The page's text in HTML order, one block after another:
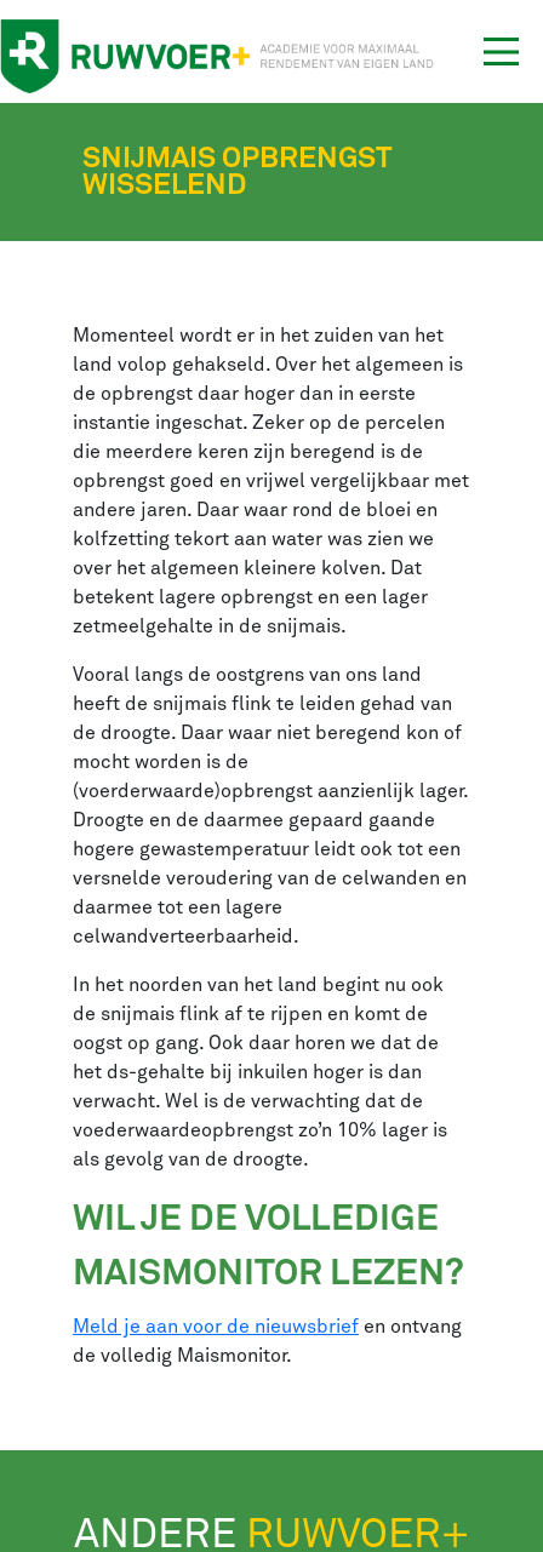
SNIJMAIS OPBRENGST
WISSELEND
Momenteel wordt er in het zuiden van het
land volop gehakseld. Over het algemeen is
de opbrengst daar hoger dan in eerste
instantie ingeschat. Zeker op de percelen
die meerdere keren zijn beregend is de
opbrengst goed en vrijwel vergelijkbaar met
andere jaren. Daar waar rond de bloei en
kolfzetting tekort aan water was zien we
over het algemeen kleinere kolven. Dat
betekent lagere opbrengst en een lager
zetmeelgehalte in de snijmais.
Vooral langs de oostgrens van ons land
heeft de snijmais flink te leiden gehad van
de droogte. Daar waar niet beregend kon of
mocht worden is de
(voerderwaarde)opbrengst aanzienlijk lager.
Droogte en de daarmee gepaard gaande
hogere gewastemperatuur leidt ook tot een
versnelde veroudering van de celwanden en
daarmee tot een lagere
celwandverteerbaarheid.
In het noorden van het land begint nu ook
de snijmais flink af te rijpen en komt de
oogst op gang. Ook daar horen we dat de
het ds-gehalte bij inkuilen hoger is dan
verwacht. Wel is de verwachting dat de
voederwaardeopbrengst zo’n 10% lager is
als gevolg van de droogte.
WIL JE DE VOLLEDIGE
MAISMONITOR LEZEN?
Meld je aan voor de nieuwsbrief en ontvang
de volledig Maismonitor.
ANDERE RUWVOER+